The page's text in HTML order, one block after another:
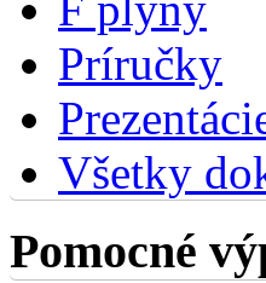
Príručky
Všetky
Pomocné